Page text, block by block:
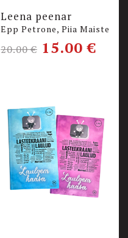
Leena peenar
Epp Petrone, Piia Maiste
20.00€ 15.00€